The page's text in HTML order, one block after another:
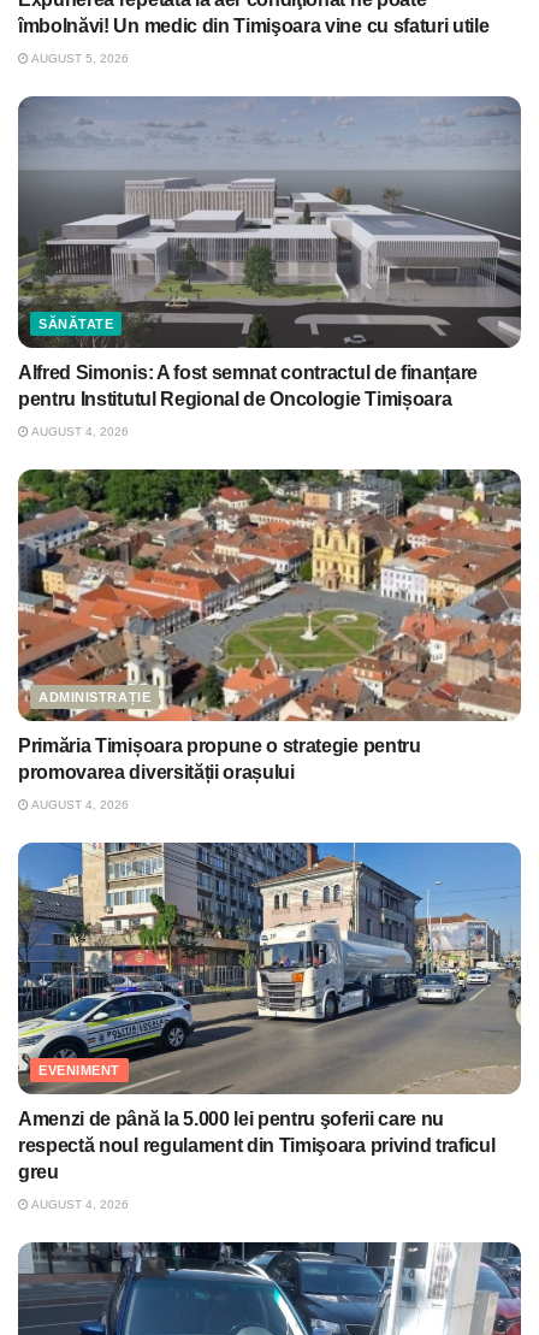
îmbolnăvi! Un medic din Timişoara vine cu sfaturi utile
AUGUST 5, 2026
SĂNĂTATE
Alfred Simonis: A fost semnat contractul de finanțare
pentru Institutul Regional de Oncologie Timișoara
AUGUST 4, 2026
ADMINISTRAȚIE
Primăria Timișoara propune o strategie pentru
promovarea diversității orașului
AUGUST 4, 2026
EVENIMENT
Amenzi de până la 5.000 lei pentru şoferii care nu
respectă noul regulament din Timişoara privind traficul
greu
AUGUST 4, 2026